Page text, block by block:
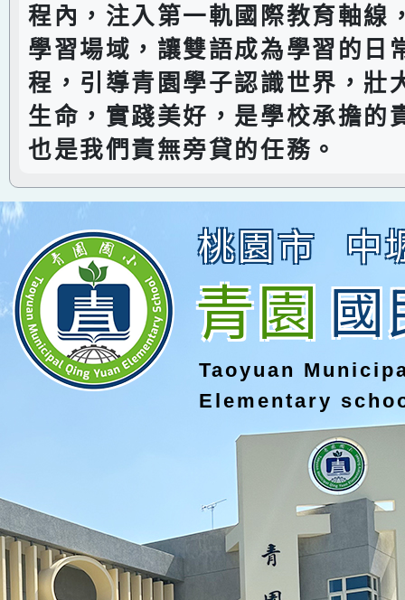
程內，注入第一軌國際教育軸線
學習場域，讓雙語成為學習的日
程，引導青園學子認識世界，壯
生命，實踐美好，是學校承擔的
也是我們責無旁貸的任務。
桃園市 中
青園國
Taoyuan
Elementary